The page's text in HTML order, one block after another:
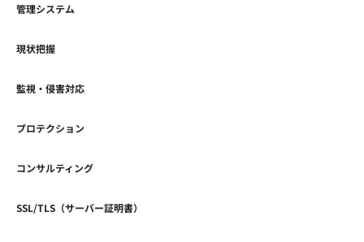
管理システム
現状把握
監視・侵害対応
プロテクション
コンサルティング
SSL/TLS（サーバー証明書）